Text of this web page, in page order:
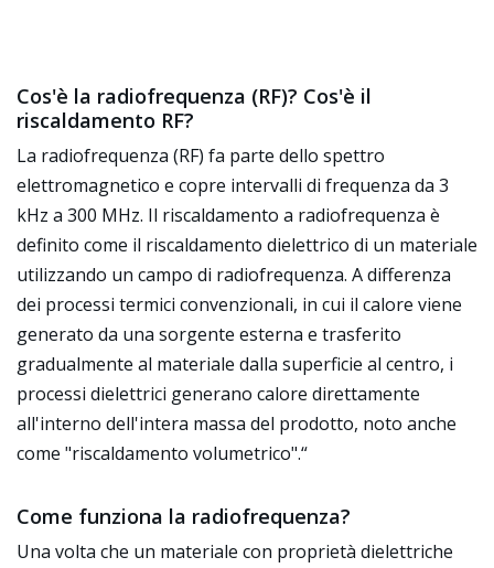
Cos'è la radiofrequenza (RF)? Cos'è il
riscaldamento RF?
La radiofrequenza (RF) fa parte dello spettro
elettromagnetico e copre intervalli di frequenza da 3
kHz a 300 MHz. Il riscaldamento a radiofrequenza è
definito come il riscaldamento dielettrico di un materiale
utilizzando un campo di radiofrequenza. A differenza
dei processi termici convenzionali, in cui il calore viene
generato da una sorgente esterna e trasferito
gradualmente al materiale dalla superficie al centro, i
processi dielettrici generano calore direttamente
all'interno dell'intera massa del prodotto, noto anche
come "riscaldamento volumetrico".“
Come funziona la radiofrequenza?
Una volta che un materiale con proprietà dielettriche